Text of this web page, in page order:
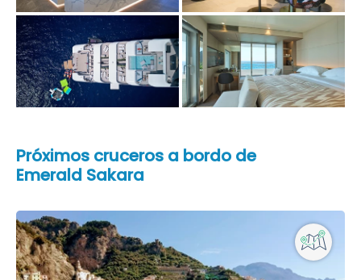
Próximos cruceros a bordo de
Emerald Sakara